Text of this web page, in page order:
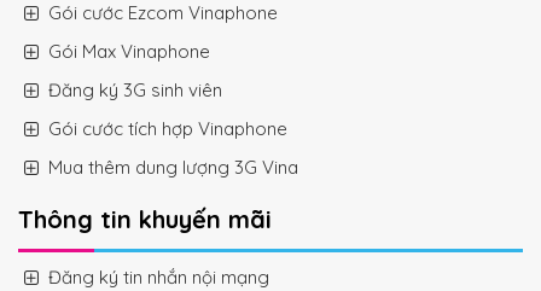
Gói cước Ezcom Vinaphone
Gói Max Vinaphone
Đăng ký 3G sinh viên
Gói cước tích hợp Vinaphone
Mua thêm dung lượng 3G Vina
Thông tin khuyến mãi
Đăng ký tin nhắn nội mạng